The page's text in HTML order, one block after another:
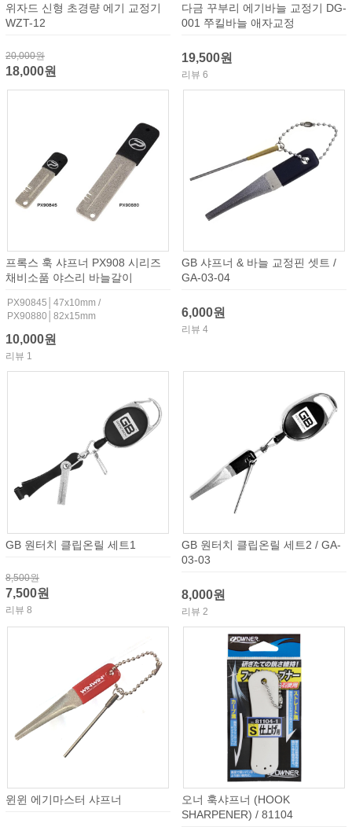
위자드 신형 초경량 에기 교정기
WZT-12
20,000원
18,000원
다금 꾸부리 에기바늘 교정기 DG-
001 쭈킬바늘 애자교정
19,500원
리뷰 6
프록스 훅 샤프너 PX908 시리즈
채비소품 야스리 바늘갈이
PX90845│47x10mm /
PX90880│82x15mm
10,000원
리뷰 1
GB 샤프너 & 바늘 교정핀 셋트 /
GA-03-04
6,000원
리뷰 4
GB 원터치 클립온릴 세트1
8,500원
7,500원
리뷰 8
GB 원터치 클립온릴 세트2 / GA-
03-03
8,000원
리뷰 2
윈윈 에기마스터 샤프너
오너 훅샤프너 (HOOK
SHARPENER) / 81104